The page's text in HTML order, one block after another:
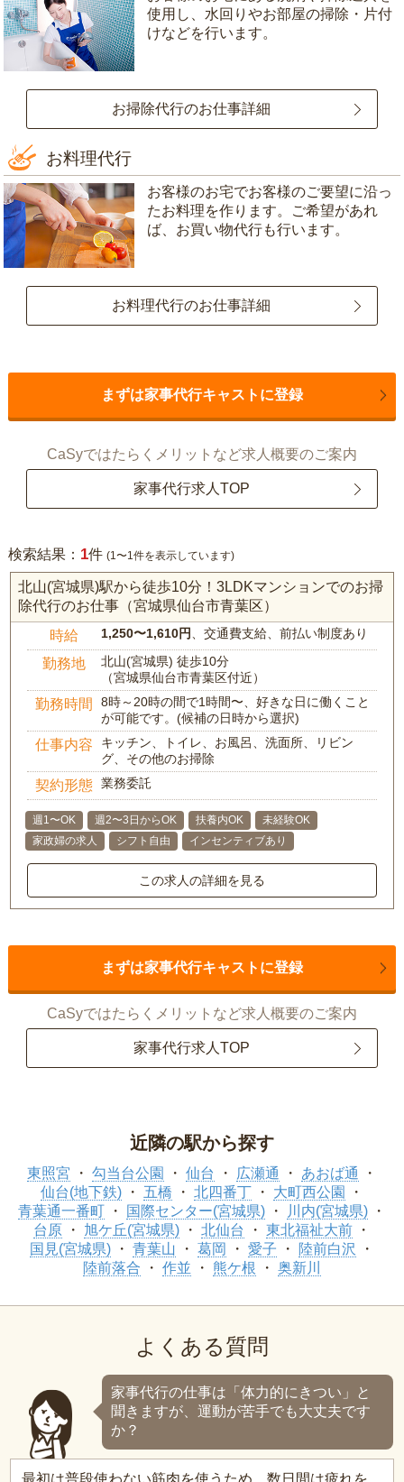
使用し、水回りやお部屋の掃除・片付
けなどを行います。
お掃除代行のお仕事詳細
お料理代行
お客様のお宅でお客様のご要望に沿っ
たお料理を作ります。ご希望があれ
ば、お買い物代行も行います。
お料理代行のお仕事詳細
まずは家事代行キャストに登録
CaSyではたらくメリットなど求人概要のご案内
家事代行求人TOP
検索結果： 1件 (1〜1件を表示しています)
北山(宮城県)駅から徒歩10分！3LDKマンションでのお掃
除代行のお仕事（宮城県仙台市青葉区）
時給 1,250〜1,610円 、交通費支給、前払い制度あり
勤務地
北山(宮城県) 徒歩10分
（宮城県仙台市青葉区付近）
勤務時間
8時～20時の間で1時間〜、好きな日に働くこと
が可能です。(候補の日時から選択)
仕事内容
キッチン、トイレ、お風呂、洗面所、リビン
グ、その他のお掃除
契約形態 業務委託
週1〜OK 週2〜3日からOK 扶養内OK
未経験OK
家政婦の求人
シフト自由 インセンティブあり
この求人の詳細を見る
まずは家事代行キャストに登録
CaSyではたらくメリットなど求人概要のご案内
家事代行求人TOP
近隣の駅から探す
東照宮 勾当台公園 仙台 広瀬通
あおば通
仙台(地下鉄)
五橋 北四番丁
大町西公園
青葉通一番町
国際センター(宮城県)
川内(宮城県)
台原
旭ケ丘(宮城県) 北仙台
東北福祉大前
国見(宮城県)
青葉山 葛岡 愛子
陸前白沢
陸前落合
作並 熊ケ根 奥新川
よくある質問
家事代行の仕事は「体力的にきつい」と
聞きますが、運動が苦手でも大丈夫です
か？
最初は普段使わない筋肉を使うため、数日間は疲れを